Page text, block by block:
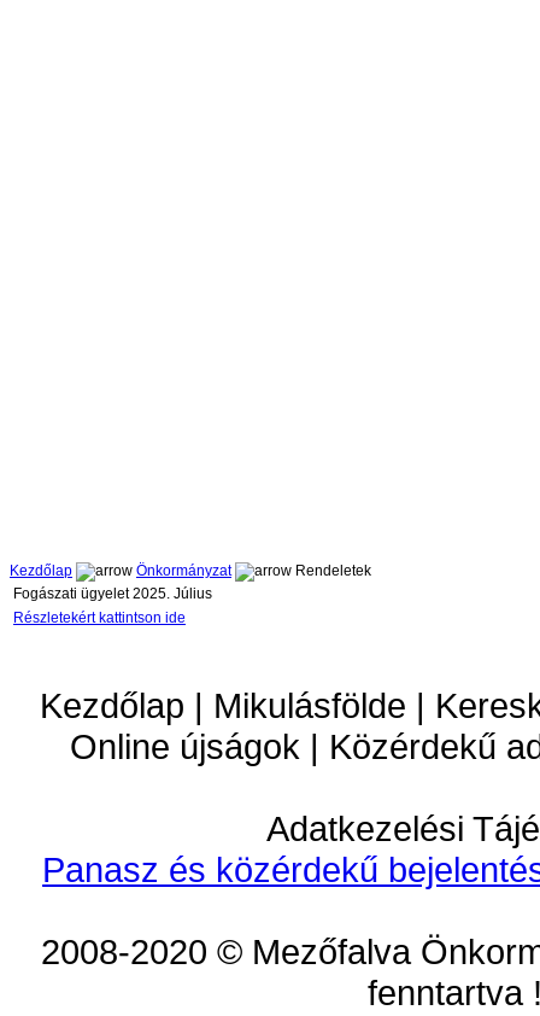
Kezdőlap Önkormányzat
Rendeletek
Fogászati ügyelet 2025. Július
Részletekért kattintson ide
Kezdőlap | Mikulásfölde |
Online újságok | Közérdekű
Adatkezelési
Panasz és közérdekű
2008-2020 © Mezőfalva
fenntartva